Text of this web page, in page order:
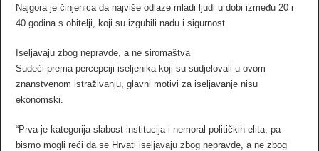
Najgora je činjenica da najviše odlaze mladi ljudi u dobi između 20 i
40 godina s obitelji, koji su izgubili nadu i sigurnost.
Iseljavaju zbog nepravde, a ne siromaštva
Sudeći prema percepciji iseljenika koji su sudjelovali u ovom
znanstvenom istraživanju, glavni motivi za iseljavanje nisu
ekonomski.
“Prva je kategorija slabost institucija i nemoral političkih elita, pa
bismo mogli reći da se Hrvati iseljavaju zbog nepravde, a ne zbog